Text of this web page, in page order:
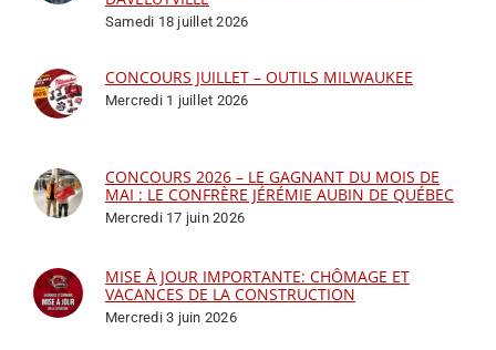
Samedi 18 juillet 2026
CONCOURS JUILLET – OUTILS MILWAUKEE
Mercredi 1 juillet 2026
CONCOURS 2026 – LE GAGNANT DU MOIS DE
MAI : LE CONFRÈRE JÉRÉMIE AUBIN DE QUÉBEC
Mercredi 17 juin 2026
MISE À JOUR IMPORTANTE: CHÔMAGE ET
VACANCES DE LA CONSTRUCTION
Mercredi 3 juin 2026